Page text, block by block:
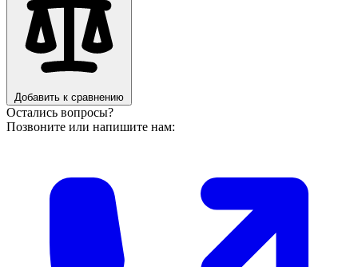
Добавить к сравнению
Остались вопросы?
Позвоните или напишите нам: